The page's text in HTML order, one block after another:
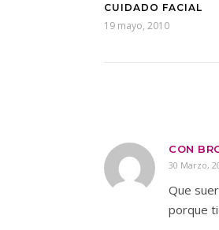
CUIDADO FACIAL
19 mayo, 2010
CON
30 Marzo,
Que
porque